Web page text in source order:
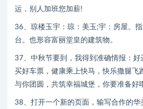
运，别人加班您加薪!
36、琼楼玉宇：琼：美玉;宇：房屋。
台。也形容富丽堂皇的建筑物。
37、中秋节要到，我得到准确情报：好
买好车票，健康乘上快马，快乐撒腿飞
与你团圆，共筑幸福城堡，你要准备好
38、打开一个新的页面，输写合作的华